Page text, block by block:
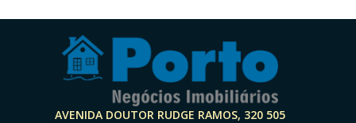
AVENIDA DOUTOR RUDGE RAMOS, 320 505